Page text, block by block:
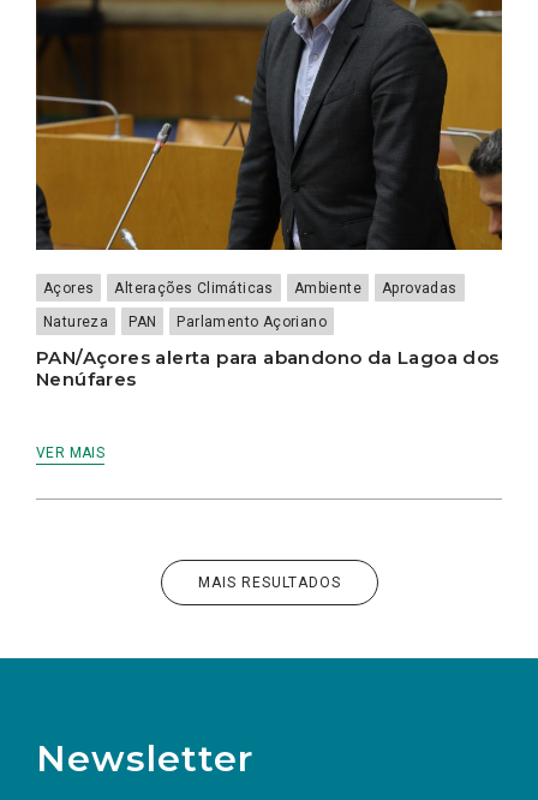
Açores Alterações Climáticas Ambiente
Aprovadas
Natureza
PAN Parlamento Açoriano
PAN/Açores alerta para abandono da Lagoa dos
Nenúfares
VER MAIS
MAIS RESULTADOS
Newsletter